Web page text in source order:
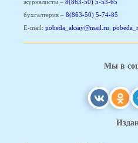
журналисты – 8(863-50) 5-53-65
бухгалтерия – 8(863-50) 5-74-85
E-mail: pobeda_aksay@mail.ru
Мы в